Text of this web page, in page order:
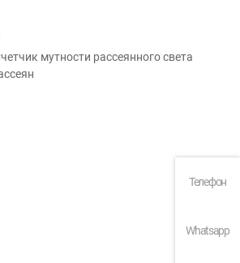
мутности рассеянного света
Телефон
Whatsapp